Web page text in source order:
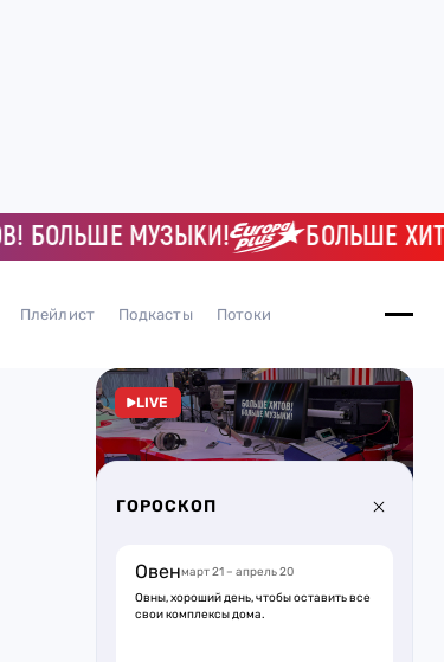
МУЗЫКИ! БОЛЬШЕ
Плейлист Подкасты Потоки
LIVE
ГОРОСКОП
Овенмарт 21 – апрель 20
Овны, хороший день, чтобы оставить все
свои комплексы дома.